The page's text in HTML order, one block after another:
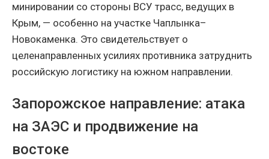
минировании со стороны ВСУ трасс, ведущих в
Крым, — особенно на участке Чаплынка–
Новокаменка. Это свидетельствует о
целенаправленных усилиях противника затруднить
российскую логистику на южном направлении.
Запорожское направление: атака
на ЗАЭС и продвижение на
востоке